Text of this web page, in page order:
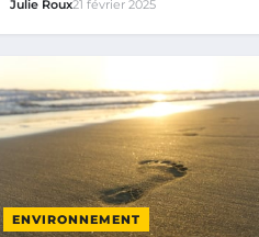
Julie Roux21 février 2025
ENVIRONNEMENT